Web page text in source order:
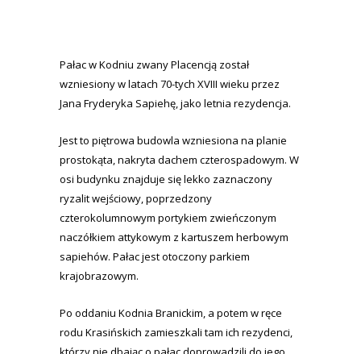
Pałac w Kodniu zwany Placencją został
wzniesiony w latach 70-tych XVIII wieku przez
Jana Fryderyka Sapiehę, jako letnia rezydencja.
Jest to piętrowa budowla wzniesiona na planie
prostokąta, nakryta dachem czterospadowym. W
osi budynku znajduje się lekko zaznaczony
ryzalit wejściowy, poprzedzony
czterokolumnowym portykiem zwieńczonym
naczółkiem attykowym z kartuszem herbowym
sapiehów. Pałac jest otoczony parkiem
krajobrazowym.
Po oddaniu Kodnia Branickim, a potem w ręce
rodu Krasińskich zamieszkali tam ich rezydenci,